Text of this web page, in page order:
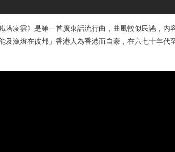
塔凌雲》是第一首廣東話流行曲，曲風較似民謠，
及漁燈在彼邦」香港人為香港而自豪，在六七十年